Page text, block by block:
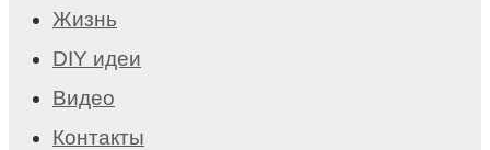
Жизнь
DIY идеи
Видео
Контакты